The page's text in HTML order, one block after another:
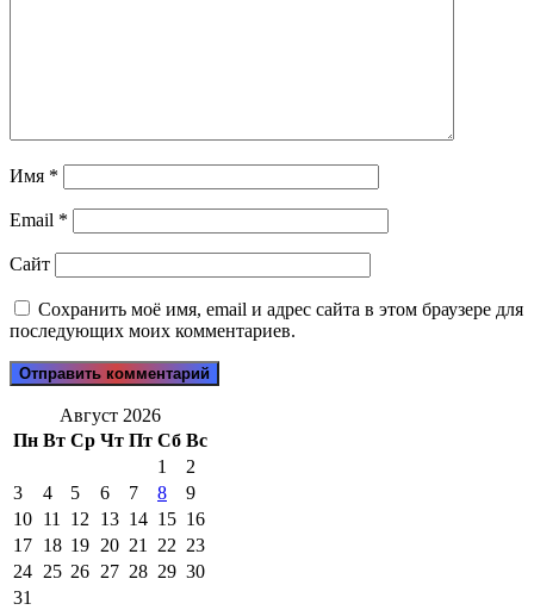
Имя *
Email *
Сайт
Сохранить моё имя, email и адрес сайта в этом браузере для
последующих моих комментариев.
Август 2026
Пн Вт Ср Чт Пт Сб Вс
1
2
3
4 5 6 7 8
9
10 11 12 13 14 15 16
17 18 19 20 21 22 23
24 25 26 27 28 29 30
31